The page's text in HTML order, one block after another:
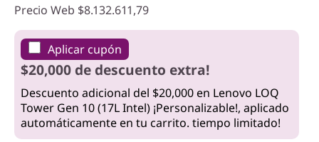
Precio Web $8.132.611,79
Aplicar cupón
$20,000 de descuento extra!
Descuento adicional del $20,000 en Lenovo LOQ
Tower Gen 10 (17L Intel) ¡Personalizable!, aplicado
automáticamente en tu carrito. tiempo limitado!